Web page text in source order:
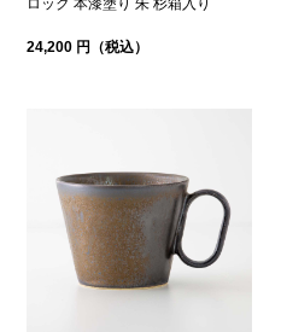
ロック 本漆塗り 朱 杉箱入り
24,200 円（税込）